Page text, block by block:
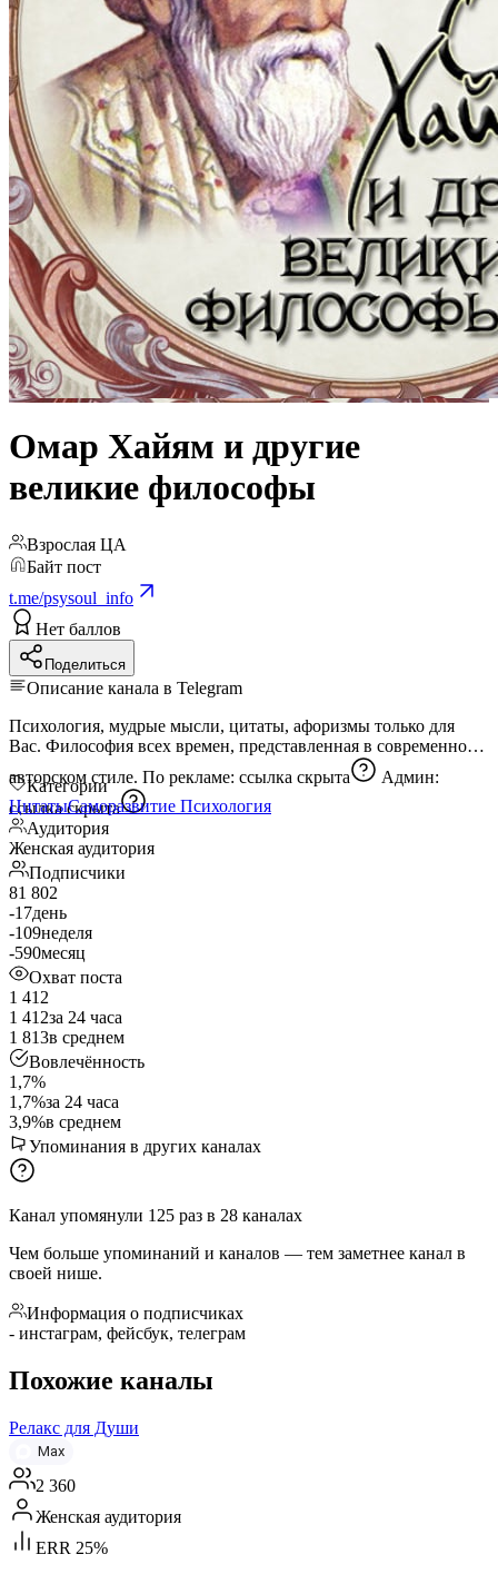
Омар Хайям и другие
великие философы
Взрослая ЦА
Байт пост
t.me/psysoul_info
Нет баллов
Поделиться
Описание канала в Telegram
Психология, мудрые мысли, цитаты, афоризмы только для
Вас. Философия всех времен, представленная в современном,
авторском стиле. По рекламе: ссылка скрыта
Админ:
ссылка скрыта
Категории
ЦитатыСаморазвитие Психология
Аудитория
Женская аудитория
Подписчики
81 802
-17день
-109неделя
-590месяц
Охват поста
1 412
1 412за 24 часа
1 813в среднем
Вовлечённость
1,7%
1,7%за 24 часа
3,9%в среднем
Упоминания в других каналах
Канал упомянули 125 раз в 28 каналах
Чем больше упоминаний и каналов — тем заметнее канал в
своей нише.
Информация о подписчиках
- инстаграм, фейсбук, телеграм
Похожие каналы
Релакс для Души
Max
2 360
Женская аудитория
ERR 25%